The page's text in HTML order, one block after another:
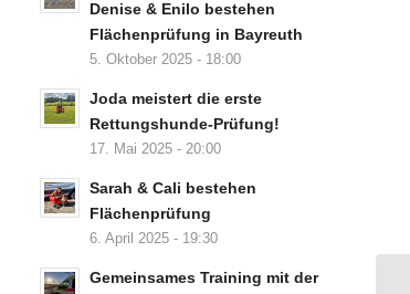
Denise & Enilo bestehen
Flächenprüfung in Bayreuth
5. Oktober 2025 - 18:00
Joda meistert die erste
Rettungshunde-Prüfung!
17. Mai 2025 - 20:00
Sarah & Cali bestehen
Flächenprüfung
6. April 2025 - 19:30
Gemeinsames Training mit der